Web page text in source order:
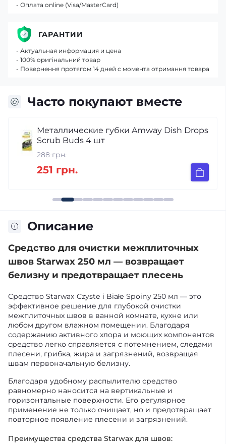
Часто покупают вместе
Металлические губки Amway Dish Drops
Scrub Buds 4 шт
288 грн.
251 грн.
Описание
Средство для очистки межплиточных
швов Starwax 250 мл — возвращает
белизну и предотвращает плесень
Средство Starwax Czyste i Białe Spoiny 250 мл — это
эффективное решение для глубокой очистки
межплиточных швов в ванной комнате, кухне или
любом другом влажном помещении. Благодаря
содержанию активного хлора и моющих компонентов
средство легко справляется с потемнением, следами
плесени, грибка, жира и загрязнений, возвращая
швам первоначальную белизну.
Благодаря удобному распылителю средство
равномерно наносится на вертикальные и
горизонтальные поверхности. Его регулярное
применение не только очищает, но и предотвращает
повторное появление плесени и загрязнений.
Преимущества средства Starwax для швов:
- Оплата online (Visa/MasterCard)
ГАРАНТИИ
- Актуальная информация и цена
- 100% оригінальний товар
- Повернення протягом 14 дней с момента отримання товара